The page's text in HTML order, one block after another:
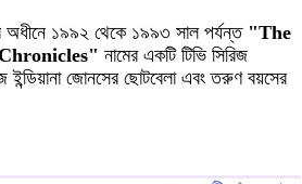
অধীনে ১৯৯২ থেকে ১৯৯৩ সাল পর্যন্ত "The
নামের একটি টিভি সিরিজ
ইন্ডিয়ানা জোনসের ছোটবেলা এবং তরুণ বয়সের